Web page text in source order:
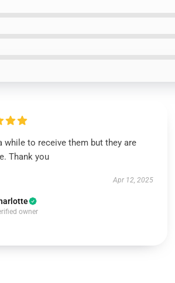
while to receive them but they are
Thank you
Apr 12, 2025
owner